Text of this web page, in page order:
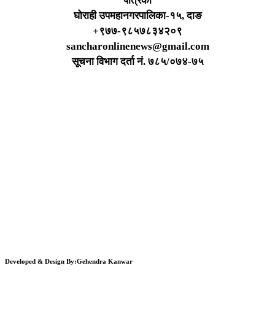
घोराही उपमहानगरपालिका-१५, दाङ
+९७७-९८५७८३४२०९
sancharonlinenews@gmail.com
सूचना विभाग दर्ता न‌ं. ७८५/०७४-७५
Developed & Design By:Gehendra Kanwar